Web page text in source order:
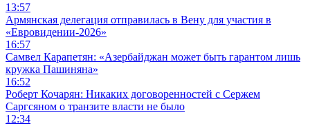
13:57
Армянская делегация отправилась в Вену для участия в
«Евровидении-2026»
16:57
Самвел Карапетян: «Азербайджан может быть гарантом лишь
кружка Пашиняна»
16:52
Роберт Кочарян: Никаких договоренностей с Сержем
Саргсяном о транзите власти не было
12:34